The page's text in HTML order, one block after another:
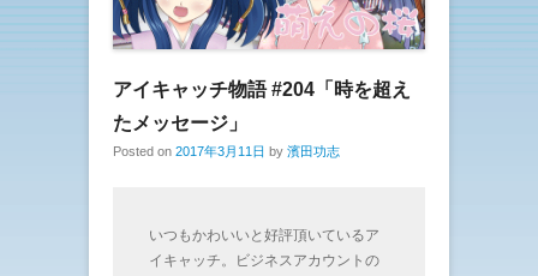
アイキャッチ物語 #204「時を超え
たメッセージ」
Posted on 2017年3月11日 by 濱田功志
いつもかわいいと好評頂いているア
イキャッチ。ビジネスアカウントの